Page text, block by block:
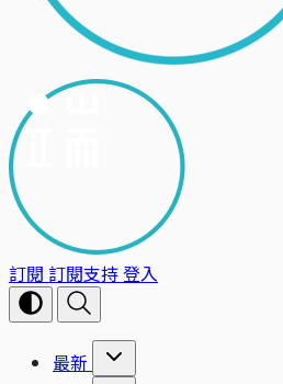
訂閱 訂閱支持登入
最新